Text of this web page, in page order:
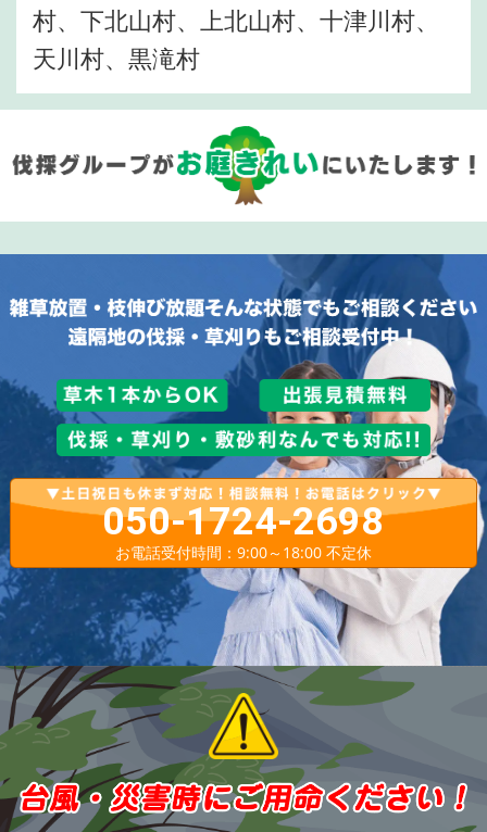
村、下北山村、上北山村、十津川村、
天川村、黒滝村
050-1724-2698
お電話受付時間：9:00～18:00 不定休